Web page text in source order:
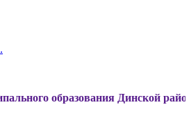
Динской район